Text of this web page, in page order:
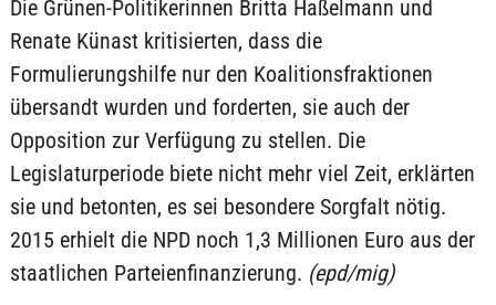
Die Grünen-Politikerinnen Britta Haßelmann und
Renate Künast kritisierten, dass die
Formulierungshilfe nur den Koalitionsfraktionen
übersandt wurden und forderten, sie auch der
Opposition zur Verfügung zu stellen. Die
Legislaturperiode biete nicht mehr viel Zeit, erklärten
sie und betonten, es sei besondere Sorgfalt nötig.
2015 erhielt die NPD noch 1,3 Millionen Euro aus der
staatlichen Parteienfinanzierung. (epd/mig)